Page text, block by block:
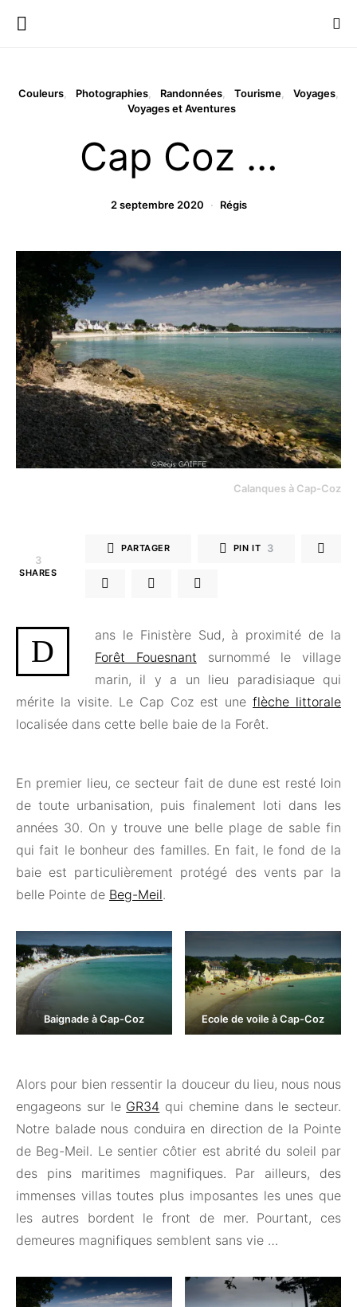
Couleurs Photographies Randonnées Tourisme
Voyages
Voyages et Aventures
Cap Coz …
2 septembre 2020 Régis
Calanques à Cap-Coz
3
SHARES
PARTAGER PIN IT 3
D
ans le Finistère Sud, à proximité de la
Forêt Fouesnant surnommé le village
marin, il y a un lieu paradisiaque qui
mérite la visite. Le Cap Coz est une flèche littorale
localisée dans cette belle baie de la Forêt.
En premier lieu, ce secteur fait de dune est resté loin
de toute urbanisation, puis finalement loti dans les
années 30. On y trouve une belle plage de sable fin
qui fait le bonheur des familles. En fait, le fond de la
baie est particulièrement protégé des vents par la
belle Pointe de Beg-Meil.
Baignade à Cap-Coz Ecole de voile à Cap-Coz
Alors pour bien ressentir la douceur du lieu, nous nous
engageons sur le GR34 qui chemine dans le secteur.
Notre balade nous conduira en direction de la Pointe
de Beg-Meil. Le sentier côtier est abrité du soleil par
des pins maritimes magnifiques. Par ailleurs, des
immenses villas toutes plus imposantes les unes que
les autres bordent le front de mer. Pourtant, ces
demeures magnifiques semblent sans vie …